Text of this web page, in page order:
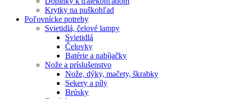
Krytky na puškohľad
Poľovnícke potreby
Svietidlá, čelové lampy
Svietidlá
Čelovky
Batérie a nabíjačky
Nože a príslušenstvo
Nože, dýky, mačety, škrabky
Sekery a píly
Brúsky